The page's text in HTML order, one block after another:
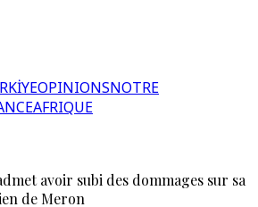
OPINIONSNOTRE
AFRIQUE
avoir subi des dommages sur sa
de Meron